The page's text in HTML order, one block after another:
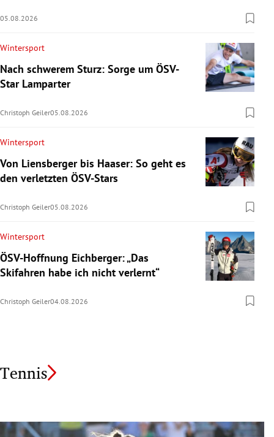
05.08.2026
Wintersport
Nach schwerem Sturz: Sorge um ÖSV-
Star Lamparter
Christoph Geiler05.08.2026
Wintersport
Von Liensberger bis Haaser: So geht es
den verletzten ÖSV-Stars
Christoph Geiler05.08.2026
Wintersport
ÖSV-Hoffnung Eichberger: „Das
Skifahren habe ich nicht verlernt“
Christoph Geiler04.08.2026
Tennis